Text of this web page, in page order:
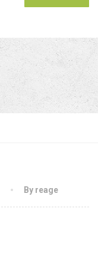
By reage